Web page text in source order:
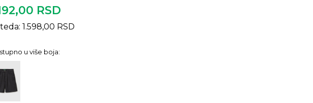
RSD
1.598,00 RSD
u više boja: